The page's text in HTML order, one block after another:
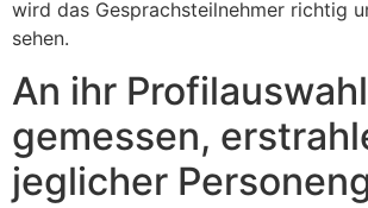
wird das Gesprachsteilnehmer richtig
sehen.
An ihr
gemessen,
jeglicher